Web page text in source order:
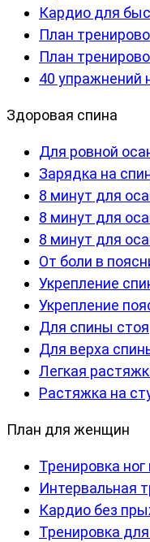
Кардио для
План
План
40 упражнений
Здоровая спина
Для ровной
Зарядка на
8 минут для
8 минут для
8 минут для
От боли в
Укрепление
Укрепление
Для спины стоя
Для верха
Легкая
Растяжка на
План для женщин
Тренировка
Интервальная
Кардио без
Тренировка